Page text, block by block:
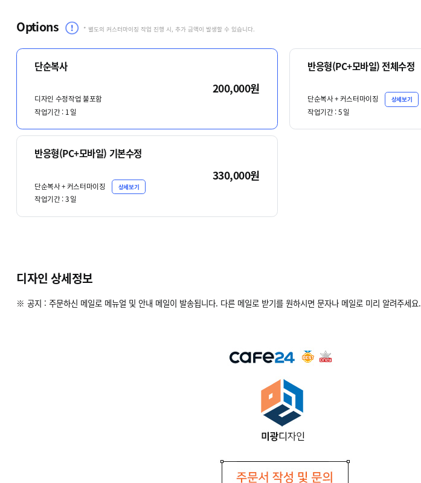
Options * 별도의 커스터마이징 작업 진행 시, 추가 금액이 발생할 수 있습니다.
단순복사
디자인 수정작업 불포함
작업기간 : 1일
200,000원
반응형(PC+모바일) 전체수정
단순복사 + 커스터마이징 상세보기
작업기간 :5일
반응형(PC+모바일) 기본수정
단순복사 + 커스터마이징 상세보기
작업기간 :3일
330,000원
디자인 상세정보
※ 공지 : 주문하신 메일로 메뉴얼 및 안내 메일이 발송됩니다. 다른 메일로 받기를 원하시면 문자나 메일로 미리 알려주세요.